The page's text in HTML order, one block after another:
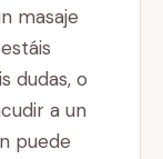
masaje
dudas, o
a un
puede